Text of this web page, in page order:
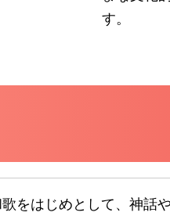
す。
をはじめとして、神話